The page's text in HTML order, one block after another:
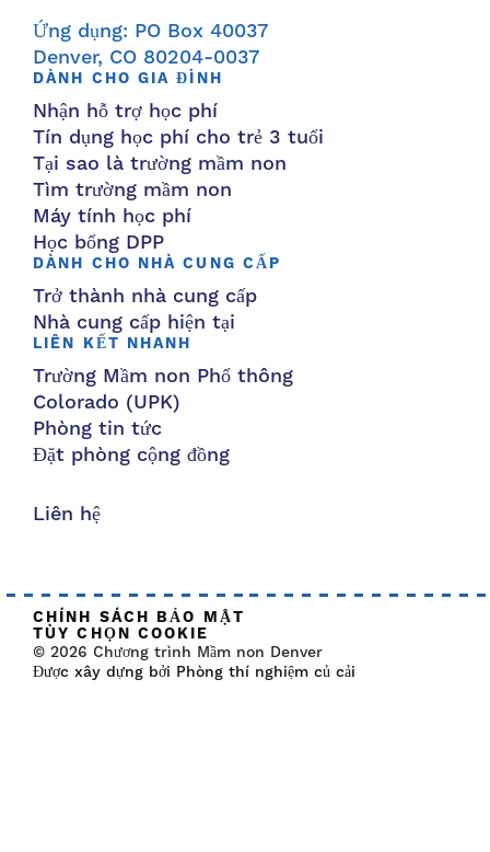
Ứng dụng: PO Box 40037
Denver, CO 80204-0037
DÀNH CHO GIA ĐÌNH
Nhận hỗ trợ học phí
Tín dụng học phí cho trẻ 3 tuổi
Tại sao là trường mầm non
Tìm trường mầm non
Máy tính học phí
Học bổng DPP
DÀNH CHO NHÀ CUNG CẤP
Trở thành nhà cung cấp
Nhà cung cấp hiện tại
LIÊN KẾT NHANH
Trường Mầm non Phổ thông
Colorado (UPK)
Phòng tin tức
Đặt phòng cộng đồng
Liên hệ
CHÍNH SÁCH BẢO MẬT
TÙY CHỌN COOKIE
© 2026 Chương trình Mầm non Denver
Được xây dựng bởi Phòng thí nghiệm củ cải